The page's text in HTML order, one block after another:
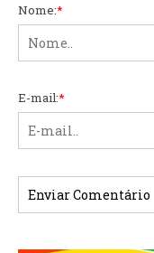
Nome:*
E-mail:*